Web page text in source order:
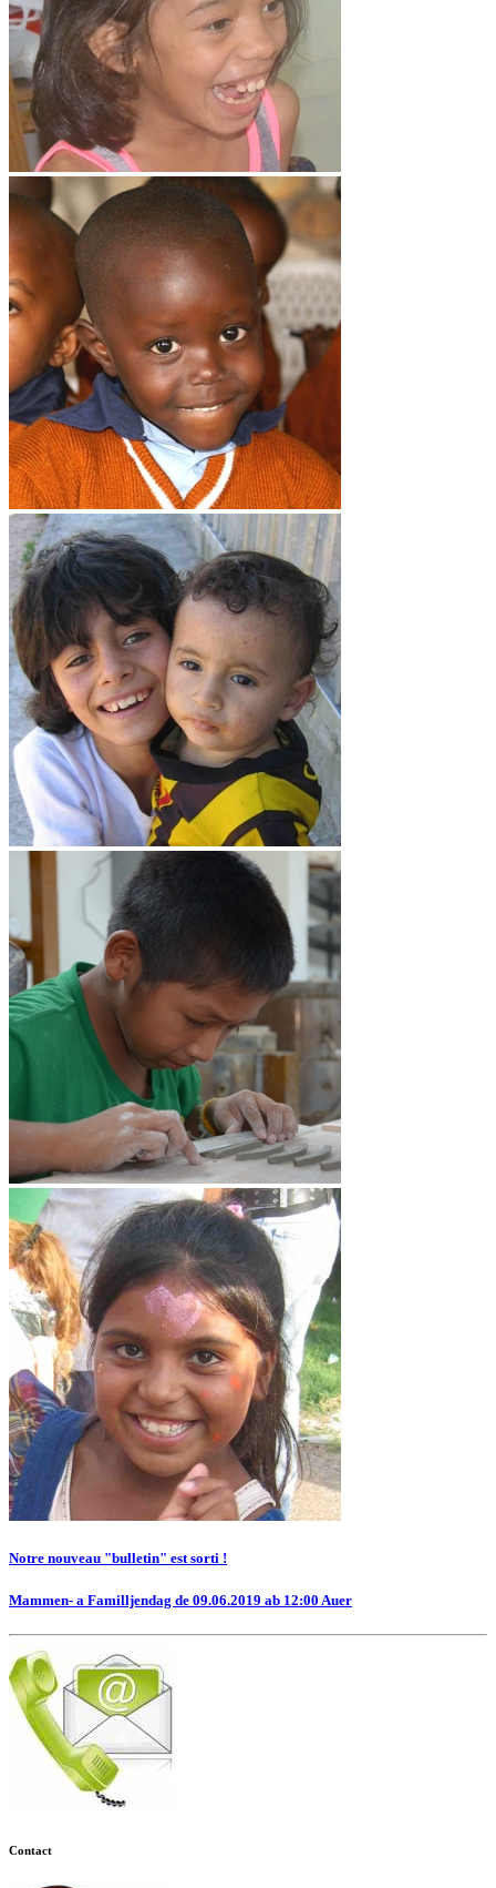
Notre nouveau "bulletin" est sorti !
Mammen- a Familljendag de 09.06.2019 ab 12:00 Auer
Contact